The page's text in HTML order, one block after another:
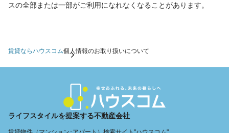
スの全部または一部がご利用になれなくなることがあります。
賃貸ならハウスコム個人情報のお取り扱いについて
ライフスタイルを提案する不動産会社